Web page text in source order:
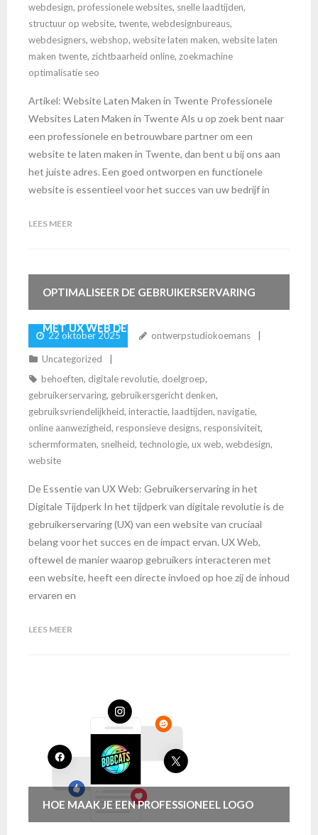
webdesign, professionele websites, snelle laadtijden,
structuur op website, twente, webdesignbureaus,
webdesigners, webshop, website laten maken, website laten
maken twente, zichtbaarheid online, zoekmachine
optimalisatie seo
Artikel: Website Laten Maken in Twente Professionele
Websites Laten Maken in Twente Als u op zoek bent naar
een professionele en betrouwbare partner om een
website te laten maken in Twente, dan bent u bij ons aan
het juiste adres. Een goed ontworpen en functionele
website is essentieel voor het succes van uw bedrijf in
LEES MEER
OPTIMALISEER DE GEBRUIKERSERVARING
MET UX WEB DESIGN
22 oktober 2025 ontwerpstudiokoemans
Uncategorized
behoeften, digitale revolutie, doelgroep,
gebruikerservaring, gebruikersgericht denken,
gebruiksvriendelijkheid, interactie, laadtijden, navigatie,
online aanwezigheid, responsieve designs, responsiviteit,
schermformaten, snelheid, technologie, ux web, webdesign,
website
De Essentie van UX Web: Gebruikerservaring in het
Digitale Tijdperk In het tijdperk van digitale revolutie is de
gebruikerservaring (UX) van een website van cruciaal
belang voor het succes en de impact ervan. UX Web,
oftewel de manier waarop gebruikers interacteren met
een website, heeft een directe invloed op hoe zij de inhoud
ervaren en
LEES MEER
HOE MAAK JE EEN PROFESSIONEEL LOGO